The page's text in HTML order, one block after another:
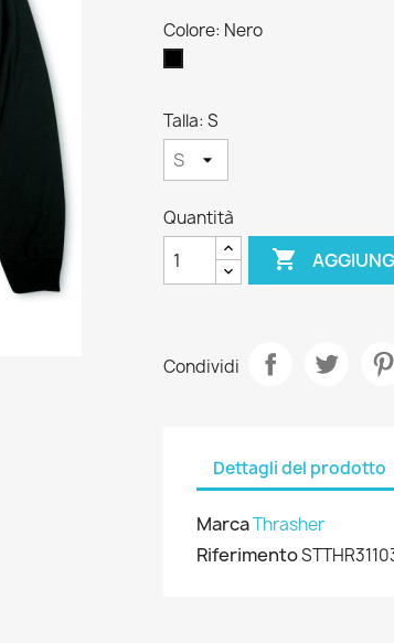
Colore: Nero
Talla: S
Quantità

Condividi
Dettagli del prodotto
MarcaThrasher
Riferimento